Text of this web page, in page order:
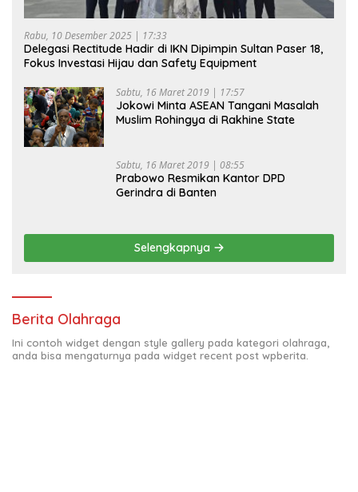
Rabu, 10 Desember 2025 | 17:33
Delegasi Rectitude Hadir di IKN Dipimpin Sultan Paser 18,
Fokus Investasi Hijau dan Safety Equipment
Sabtu, 16 Maret 2019 | 17:57
Jokowi Minta ASEAN Tangani Masalah
Muslim Rohingya di Rakhine State
Sabtu, 16 Maret 2019 | 08:55
Prabowo Resmikan Kantor DPD
Gerindra di Banten
Selengkapnya
Berita Olahraga
Ini contoh widget dengan style gallery pada kategori olahraga,
anda bisa mengaturnya pada widget recent post wpberita.